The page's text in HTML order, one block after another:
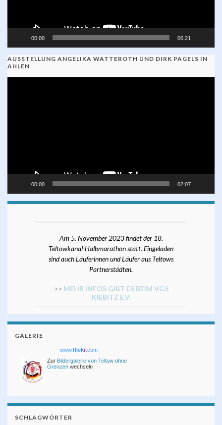
00:00 06:21
AUSSTELLUNG ANGELIKA WATTEROTH UND DIRK PAGELS IN
AHLEN
00:00 02:07
Am 5. November 2023 findet der 18.
Teltowkanal-Halbmarathon statt. Eingeladen
sind auch Läuferinnen und Läufer aus Teltows
Partnerstädten.
>> MEHR INFOS GIBT ES BEIM VGS
KIEBITZ E.V.
GALERIE
www.flickr.com
Zur Bildergalerie von Teltow ohne
Grenzen wechseln
SCHLAGWÖRTER